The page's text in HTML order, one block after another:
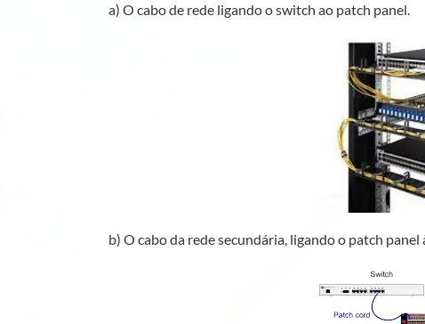
a) O cabo de rede ligando o switch ao patch panel.
b) O cabo da rede secundária, ligando o patch panel